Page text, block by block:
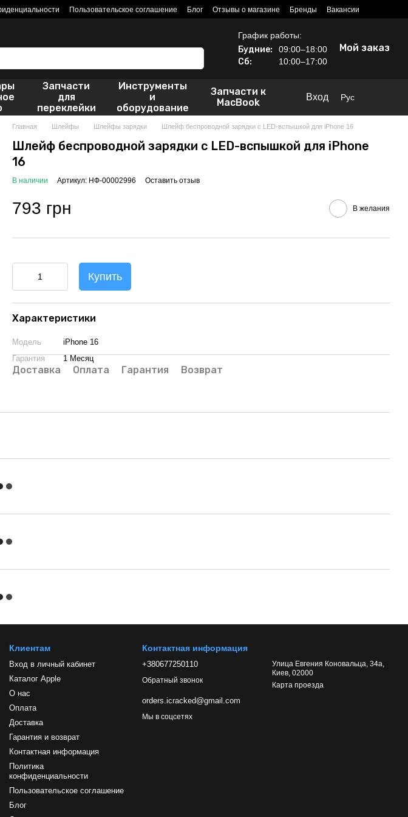
Пользовательское соглашение Блог Отзывы о магазине Бренды Вакансии
График работы:
Будние: 09:00–18:00
Сб: 10:00–17:00
Мой заказ
Запчасти
для
переклейки
Инструменты
и
оборудование
Запчасти к
MacBook
Вход Рус
Главная Шлейфы Шлейфы зарядки Шлейф беспроводной зарядки с LED-вспышкой для iPhone 16
Шлейф беспроводной зарядки с LED-вспышкой для iPhone
16
В наличии Артикул: НФ-00002996 Оставить отзыв
793 грн В желания
Купить
Характеристики
Модель
iPhone 16
Гарантия
1 Месяц
Доставка Оплата Гарантия Возврат
Клиентам
Вход в личный кабинет
Каталог Apple
О нас
Оплата
Доставка
Гарантия и возврат
Контактная информация
Политика
конфиденциальности
Пользовательское соглашение
Блог
Контактная информация
+380677250110
Обратный звонок
orders.icracked@gmail.com
Улица Евгения Коновальца, 34а,
Киев, 02000
Карта проезда
Мы в соцсетях